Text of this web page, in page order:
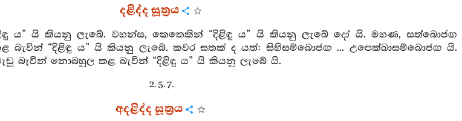
දළිද්ද සූත්‍රය
ය” යි කියනු ලැබේ. වහන්ස, කෙතෙකින් “දිළිඳු ය” යි කියනු ලැබේ දෝ යි. මහණ, සත්බොජඟ
බැවින් “දිළිඳු ය” යි කියනු ලැබේ. කවර සතක් ද යත්: සිහිසම්බොජඟ ... උපෙක්ඛාසම්බොජඟ යි.
බැවින් නොබහුල කළ බැවින් “දිළිඳු ය” යි කියනු ලැබේ යි.
2. 5. 7.
අදළිද්ද සූත්‍රය